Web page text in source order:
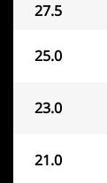
27.5
25.0
23.0
21.0